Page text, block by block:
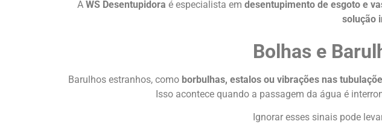
A WS Desentupidora é especialista em desentupimento de esgoto e
solução
Bolhas e
Barulhos estranhos, como borbulhas, estalos ou vibrações nas
Isso acontece quando a passagem da água é
Ignorar esses sinais pode